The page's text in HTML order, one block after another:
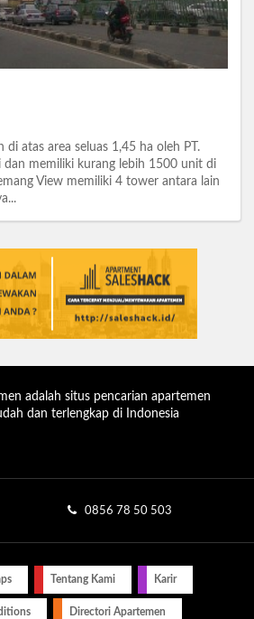
di atas area seluas 1,45 ha oleh PT.
memiliki kurang lebih 1500 unit di
View memiliki 4 tower antara lain
adalah situs pencarian apartemen
dan terlengkap di Indonesia
0856 78 50 503
Tentang Kami Karir
Directori Apartemen